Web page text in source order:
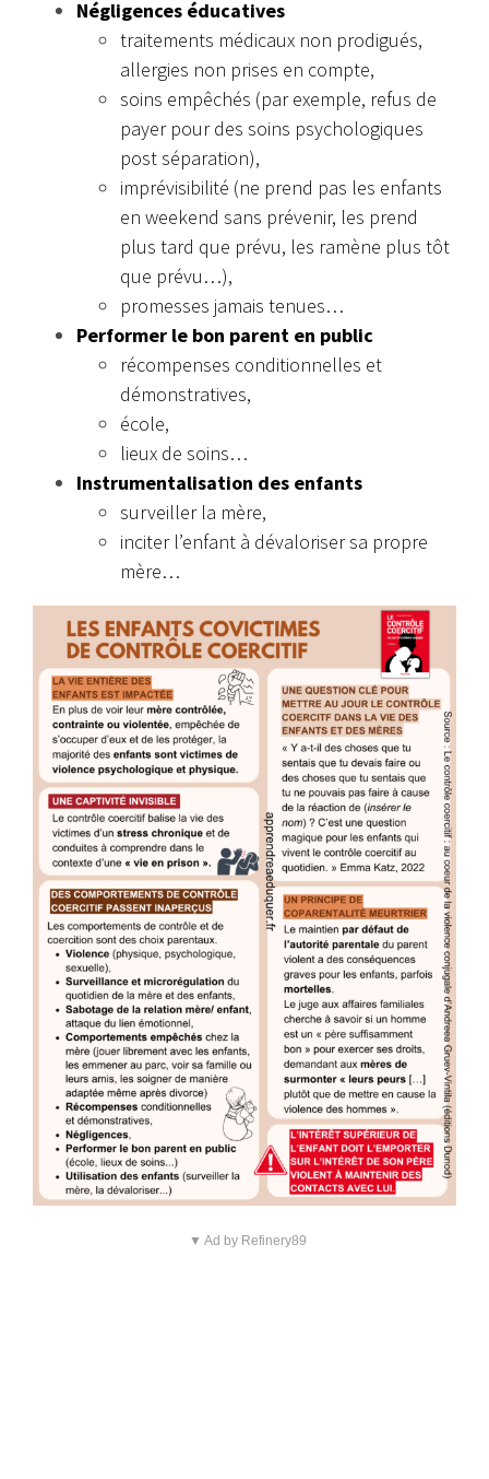
Négligences éducatives
traitements médicaux non prodigués,
allergies non prises en compte,
soins empêchés (par exemple, refus de
payer pour des soins psychologiques
post séparation),
imprévisibilité (ne prend pas les enfants
en weekend sans prévenir, les prend
plus tard que prévu, les ramène plus tôt
que prévu…),
promesses jamais tenues…
Performer le bon parent en public
récompenses conditionnelles et
démonstratives,
école,
lieux de soins…
Instrumentalisation des enfants
surveiller la mère,
inciter l’enfant à dévaloriser sa propre
mère…
▼ Ad by Refinery89